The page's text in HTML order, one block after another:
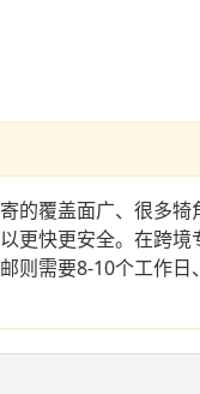
的覆盖面广、很多
更快更安全。在跨
则需要8-10个工作